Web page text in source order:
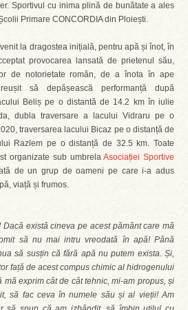
Sportivul cu inima plină de bunătate a ales
Primare CONCORDIA din Ploiești.
la dragostea inițială, pentru apă și înot, în
provocarea lansată de prietenul său,
de notorietate român, de a înota în ape
să depășească performanță după
Beliș pe o distantă de 14.2 km în iulie
dubla traversare a lacului Vidraru pe o
traversarea lacului Bicaz pe o distanță de
Razlem pe o distanță de 32.5 km. Toate
organizate sub umbrelaAsociației Sportive
de un grup de oameni pe care i-a adus
viață și frumos.
Dacă există cineva pe acest pământ care mă
să nu mai intru vreodată în apă! Până
să susțin că fără apă nu putem exista. Și,
față de acest compus chimic al hidrogenului
mă exprim cât de cât tehnic, mi-am propus, și
să fac ceva în numele său și al vieții! Am